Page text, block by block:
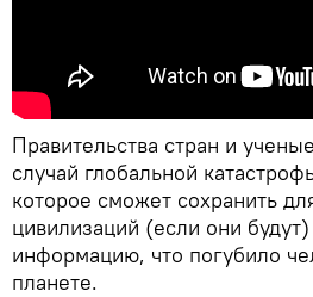
Правительства стран и
случай глобальной
которое сможет сохранить
цивилизаций (если они
информацию, что погубило
планете.